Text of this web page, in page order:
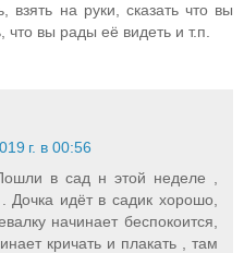
на руки, сказать что вы
что вы рады её видеть и т.п.
г. в 00:56
в сад н этой неделе ,
идёт в садик хорошо,
начинает беспокоится,
кричать и плакать , там